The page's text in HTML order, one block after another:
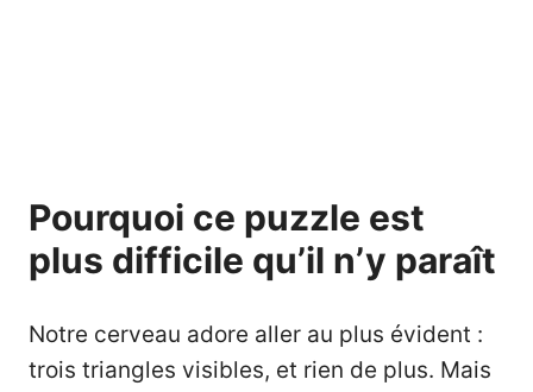
Pourquoi ce puzzle est
plus difficile qu’il n’y paraît
Notre cerveau adore aller au plus évident :
trois triangles visibles, et rien de plus. Mais